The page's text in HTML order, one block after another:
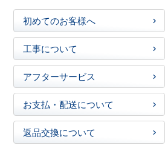
初めてのお客様へ
工事について
アフターサービス
お支払・配送について
返品交換について